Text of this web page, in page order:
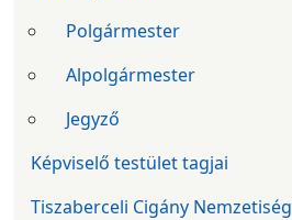
Polgármester
Alpolgármester
Jegyző
Képviselő testület tagjai
Tiszaberceli Cigány